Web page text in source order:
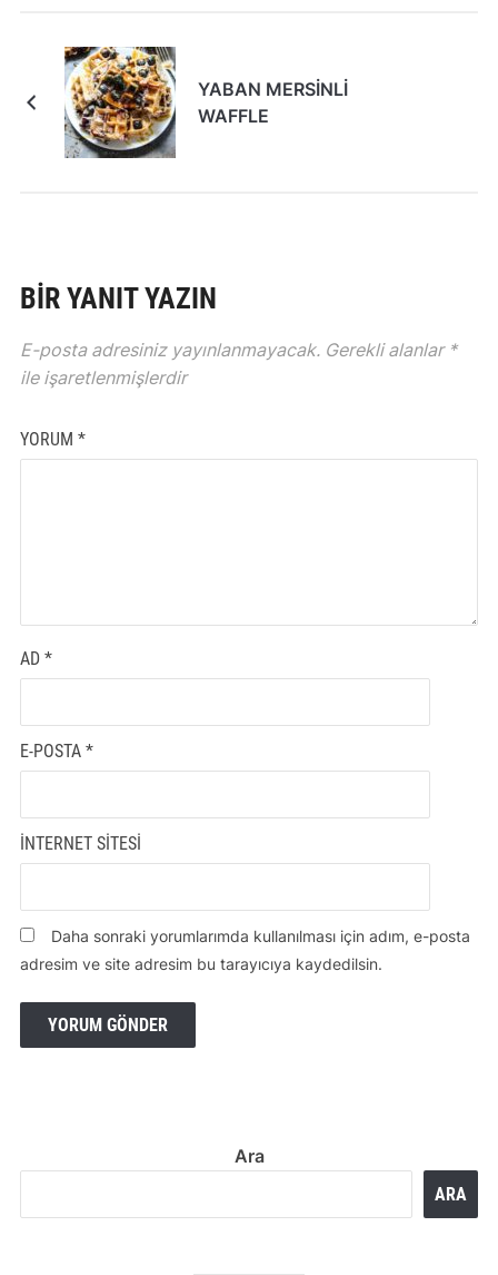
YABAN MERSİNLİ
WAFFLE
BIR YANIT YAZIN
E-posta adresiniz yayınlanmayacak. Gerekli alanlar *
ile işaretlenmişlerdir
YORUM *
AD *
E-POSTA *
İNTERNET SITESI
Daha sonraki yorumlarımda kullanılması için adım, e-posta
adresim ve site adresim bu tarayıcıya kaydedilsin.
Ara
ARA